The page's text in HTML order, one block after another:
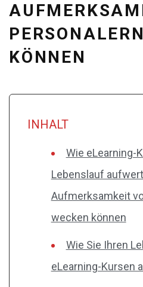
KÖNNEN
INHALT
Wie eLearning-
Lebenslauf
Aufmerksamkeit
wecken können
Wie Sie Ihren
eLearning-Kursen